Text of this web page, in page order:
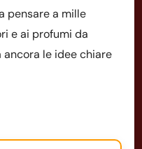
pensare a mille
e ai profumi da
ancora le idee chiare